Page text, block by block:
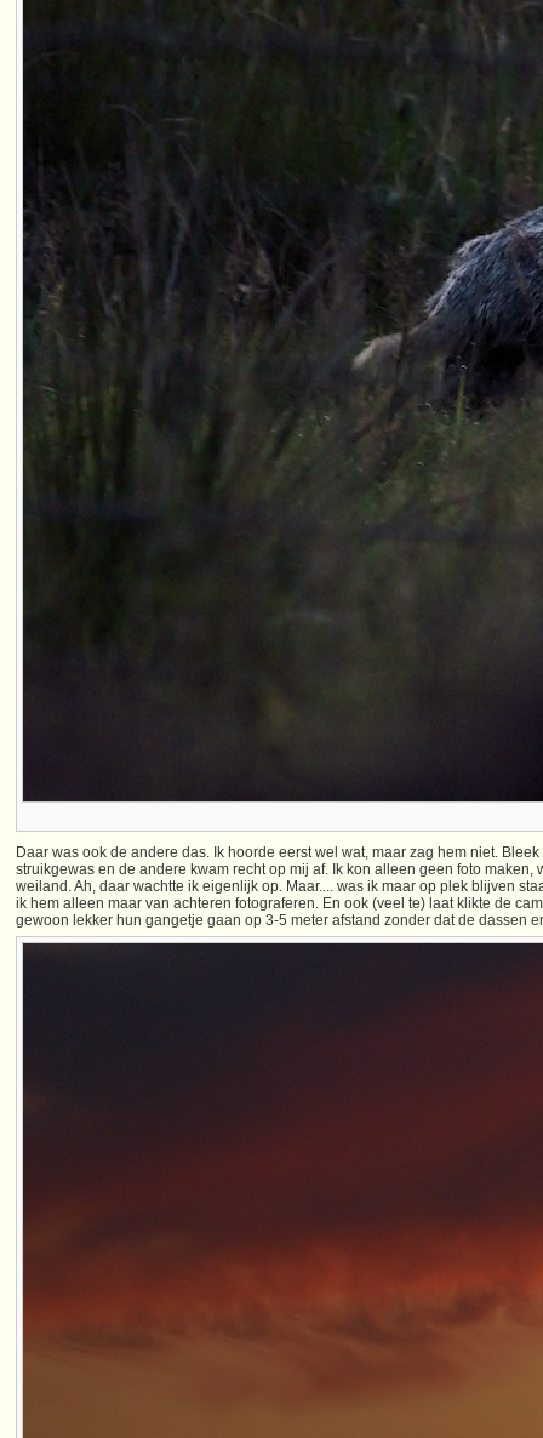
Daar was ook de andere das. Ik hoorde eerst wel wat, maar zag hem niet.
struikgewas en de andere kwam recht op mij af. Ik kon alleen geen foto
weiland. Ah, daar wachtte ik eigenlijk op. Maar.... was ik maar op plek blijven
ik hem alleen maar van achteren fotograferen. En ook (veel te) laat klikte de
gewoon lekker hun gangetje gaan op 3-5 meter afstand zonder dat de dassen